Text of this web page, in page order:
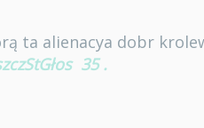
ta alienacya dobr
35 .